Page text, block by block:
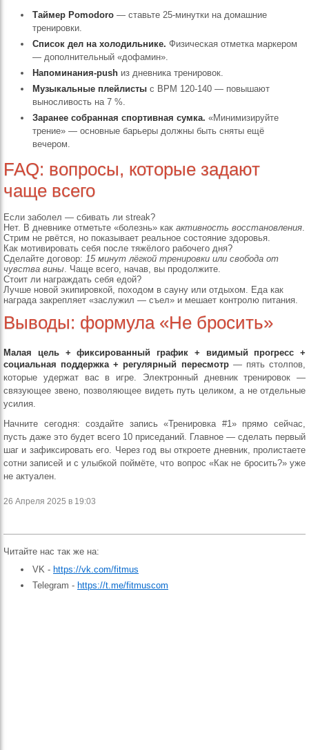
Таймер Pomodoro — ставьте 25-минутки на домашние
тренировки.
Список дел на холодильнике. Физическая отметка маркером
— дополнительный «дофамин».
Напоминания-push из дневника тренировок.
Музыкальные плейлисты с BPM 120-140 — повышают
выносливость на 7 %.
Заранее собранная спортивная сумка. «Минимизируйте
трение» — основные барьеры должны быть сняты ещё
вечером.
FAQ: вопросы, которые задают
чаще всего
Если заболел — сбивать ли streak?
Нет. В дневнике отметьте «болезнь» как активность восстановления.
Стрим не рвётся, но показывает реальное состояние здоровья.
Как мотивировать себя после тяжёлого рабочего дня?
Сделайте договор: 15 минут лёгкой тренировки или свобода от
чувства вины. Чаще всего, начав, вы продолжите.
Стоит ли награждать себя едой?
Лучше новой экипировкой, походом в сауну или отдыхом. Еда как
награда закрепляет «заслужил — съел» и мешает контролю питания.
Выводы: формула «Не бросить»
Малая цель + фиксированный график + видимый прогресс +
социальная поддержка + регулярный пересмотр— пять столпов,
которые удержат вас в игре. Электронный дневник тренировок —
связующее звено, позволяющее видеть путь целиком, а не отдельные
усилия.
Начните сегодня: создайте запись «Тренировка #1» прямо сейчас,
пусть даже это будет всего 10 приседаний. Главное — сделать первый
шаг и зафиксировать его. Через год вы откроете дневник, пролистаете
сотни записей и с улыбкой поймёте, что вопрос «Как не бросить?» уже
не актуален.
26 Апреля 2025 в 19:03
Читайте нас так же на:
VK - https://vk.com/fitmus
Telegram - https://t.me/fitmuscom